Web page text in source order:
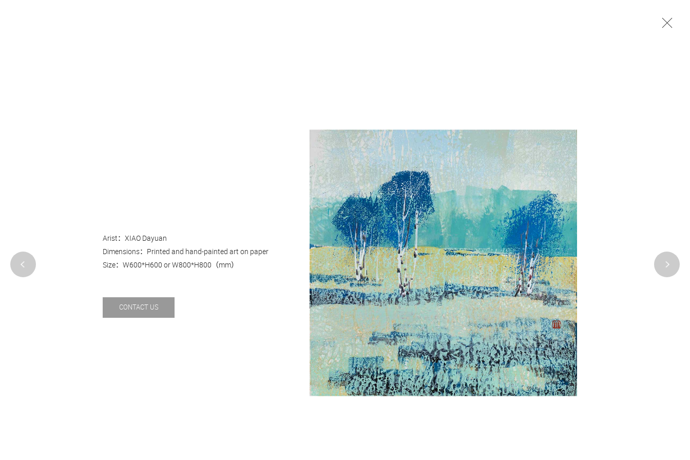
Arist：XIAO Dayuan
Dimensions：Printed and hand-painted art on paper
Size：W600*H600 or W800*H800（mm）
CONTACT US